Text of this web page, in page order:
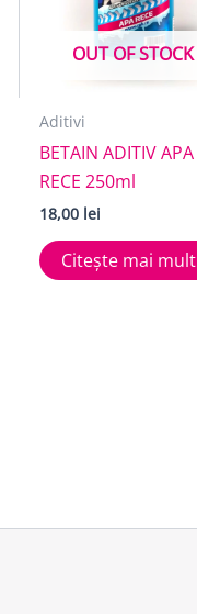
OUT OF STOCK
Aditivi
BETAIN ADITIV APA
RECE 250ml
18,00 lei
Citește mai mult